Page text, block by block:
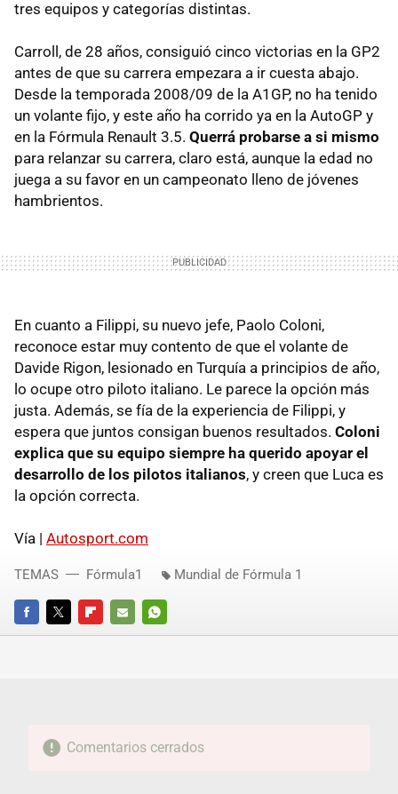
tres equipos y categorías distintas.
Carroll, de 28 años, consiguió cinco victorias en la GP2
antes de que su carrera empezara a ir cuesta abajo.
Desde la temporada 2008/09 de la A1GP, no ha tenido
un volante fijo, y este año ha corrido ya en la AutoGP y
en la Fórmula Renault 3.5. Querrá probarse a si mismo
para relanzar su carrera, claro está, aunque la edad no
juega a su favor en un campeonato lleno de jóvenes
hambrientos.
En cuanto a Filippi, su nuevo jefe, Paolo Coloni,
reconoce estar muy contento de que el volante de
Davide Rigon, lesionado en Turquía a principios de año,
lo ocupe otro piloto italiano. Le parece la opción más
justa. Además, se fía de la experiencia de Filippi, y
espera que juntos consigan buenos resultados. Coloni
explica que su equipo siempre ha querido apoyar el
desarrollo de los pilotos italianos, y creen que Luca es
la opción correcta.
Vía | Autosport.com
FACEBOOKTWITTERFLIPBOARD
E-
WHATSAPP
TEMAS Fórmula1 Mundial de Fórmula 1
Comentarios cerrados